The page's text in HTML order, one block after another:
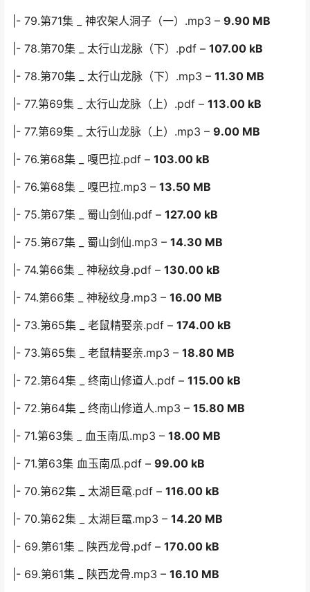
|- 79.第71集 _ 神农架人洞子（一）.mp3 – 9.90 MB
|- 78.第70集 _ 太行山龙脉（下）.pdf – 107.00 kB
|- 78.第70集 _ 太行山龙脉（下）.mp3 – 11.30 MB
|- 77.第69集 _ 太行山龙脉（上）.pdf – 113.00 kB
|- 77.第69集 _ 太行山龙脉（上）.mp3 – 9.00 MB
|- 76.第68集 _ 嘎巴拉.pdf – 103.00 kB
|- 76.第68集 _ 嘎巴拉.mp3 – 13.50 MB
|- 75.第67集 _ 蜀山剑仙.pdf – 127.00 kB
|- 75.第67集 _ 蜀山剑仙.mp3 – 14.30 MB
|- 74.第66集 _ 神秘纹身.pdf – 130.00 kB
|- 74.第66集 _ 神秘纹身.mp3 – 16.00 MB
|- 73.第65集 _ 老鼠精娶亲.pdf – 174.00 kB
|- 73.第65集 _ 老鼠精娶亲.mp3 – 18.80 MB
|- 72.第64集 _ 终南山修道人.pdf – 115.00 kB
|- 72.第64集 _ 终南山修道人.mp3 – 15.80 MB
|- 71.第63集 _ 血玉南瓜.mp3 – 18.00 MB
|- 71.第63集 血玉南瓜.pdf – 99.00 kB
|- 70.第62集 _ 太湖巨鼋.pdf – 116.00 kB
|- 70.第62集 _ 太湖巨鼋.mp3 – 14.20 MB
|- 69.第61集 _ 陕西龙骨.pdf – 170.00 kB
|- 69.第61集 _ 陕西龙骨.mp3 – 16.10 MB